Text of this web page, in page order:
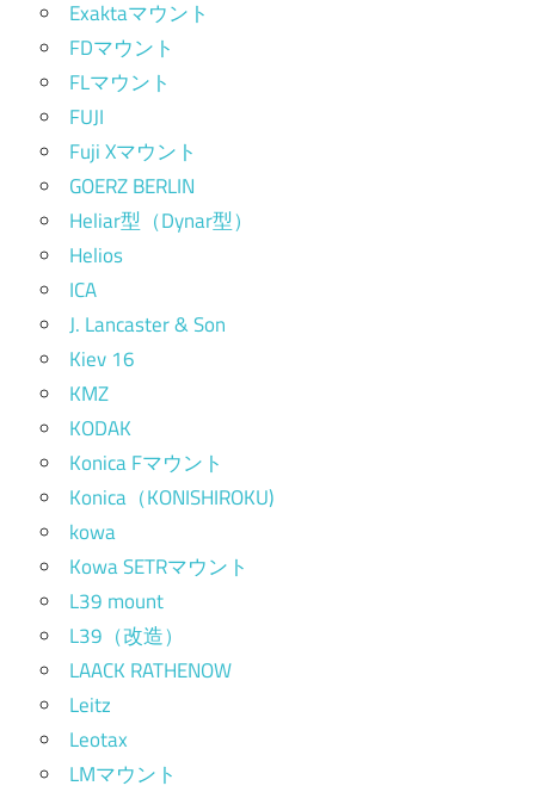
Exaktaマウント
FDマウント
FLマウント
FUJI
Fuji Xマウント
GOERZ BERLIN
Heliar型（Dynar型）
Helios
ICA
J. Lancaster & Son
Kiev 16
KMZ
KODAK
Konica Fマウント
Konica（KONISHIROKU)
kowa
Kowa SETRマウント
L39 mount
L39（改造）
LAACK RATHENOW
Leitz
Leotax
LMマウント